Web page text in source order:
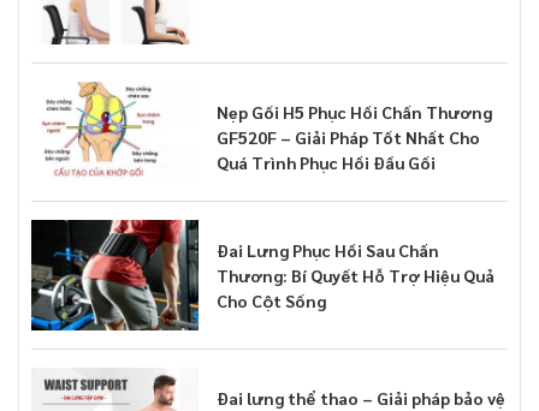
Nẹp Gối H5 Phục Hồi Chấn Thương
GF520F – Giải Pháp Tốt Nhất Cho
Quá Trình Phục Hồi Đầu Gối
Đai Lưng Phục Hồi Sau Chấn
Thương: Bí Quyết Hỗ Trợ Hiệu Quả
Cho Cột Sống
Đai lưng thể thao – Giải pháp bảo vệ